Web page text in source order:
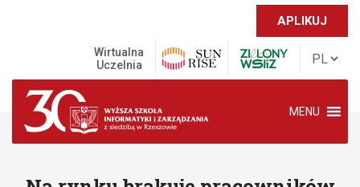
APLIKUJ
Wirtualna
Uczelnia
MENU